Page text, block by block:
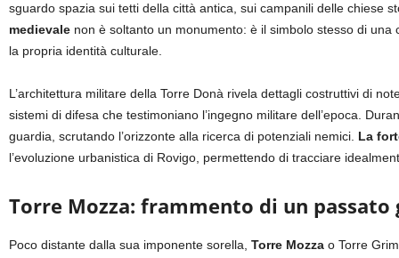
sguardo spazia sui tetti della città antica, sui campanili delle chiese
medievale non è soltanto un monumento: è il simbolo stesso di
la propria identità culturale.
L’architettura militare della Torre Donà rivela dettagli costruttivi di
sistemi di difesa che testimoniano l’ingegno militare dell’epoca.
guardia, scrutando l’orizzonte alla ricerca di potenziali nemici. La
l’evoluzione urbanistica di Rovigo, permettendo di tracciare
Torre Mozza: frammento di un passato
Poco distante dalla sua imponente sorella, Torre Mozza o Torre